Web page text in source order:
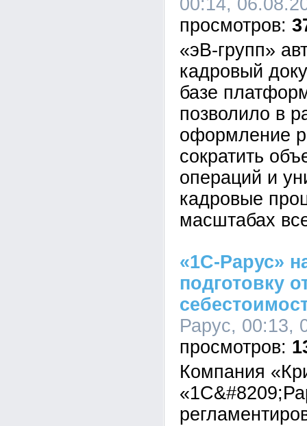
00:14,
«эВ-групп»
кадровый
базе
позволило в
оформление
сократить
операций и
кадровые
масштабах
«1С-Рарус»
подготовку
Рарус, 00:13,
Компания